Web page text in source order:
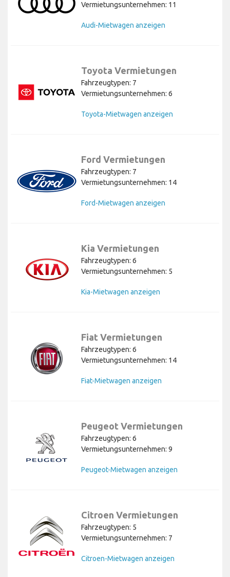
Vermietungsunternehmen: 11
Audi-Mietwagen anzeigen
Toyota Vermietungen
Fahrzeugtypen: 7
Vermietungsunternehmen: 6
Toyota-Mietwagen anzeigen
Ford Vermietungen
Fahrzeugtypen: 7
Vermietungsunternehmen: 14
Ford-Mietwagen anzeigen
Kia Vermietungen
Fahrzeugtypen: 6
Vermietungsunternehmen: 5
Kia-Mietwagen anzeigen
Fiat Vermietungen
Fahrzeugtypen: 6
Vermietungsunternehmen: 14
Fiat-Mietwagen anzeigen
Peugeot Vermietungen
Fahrzeugtypen: 6
Vermietungsunternehmen: 9
Peugeot-Mietwagen anzeigen
Citroen Vermietungen
Fahrzeugtypen: 5
Vermietungsunternehmen: 7
Citroen-Mietwagen anzeigen